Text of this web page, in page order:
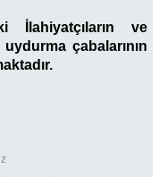
İlahiyatçıların ve
çabalarının